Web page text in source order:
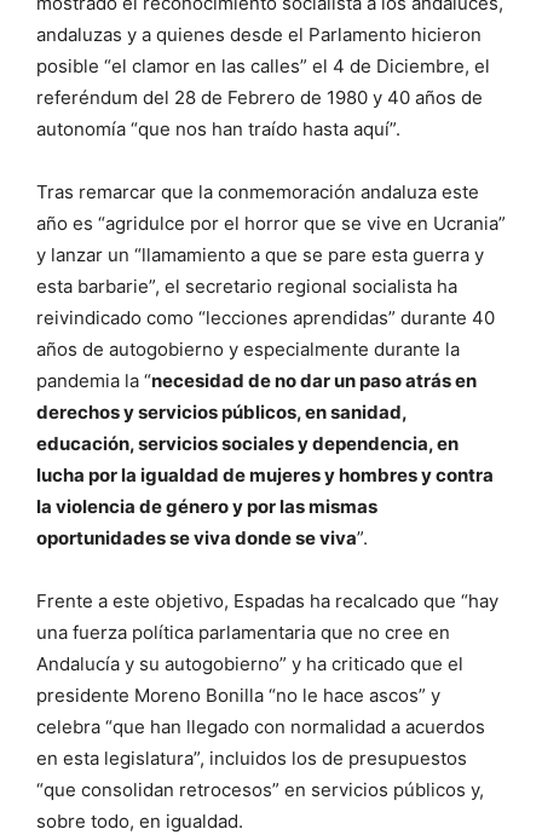
andaluzas y a quienes desde el Parlamento hicieron
posible “el clamor en las calles” el 4 de Diciembre, el
referéndum del 28 de Febrero de 1980 y 40 años de
autonomía “que nos han traído hasta aquí”.
Tras remarcar que la conmemoración andaluza este
año es “agridulce por el horror que se vive en Ucrania”
y lanzar un “llamamiento a que se pare esta guerra y
esta barbarie”, el secretario regional socialista ha
reivindicado como “lecciones aprendidas” durante 40
años de autogobierno y especialmente durante la
pandemia la “necesidad de no dar un paso atrás en
derechos y servicios públicos, en sanidad,
educación, servicios sociales y dependencia, en
lucha por la igualdad de mujeres y hombres y contra
la violencia de género y por las mismas
oportunidades se viva donde se viva”.
Frente a este objetivo, Espadas ha recalcado que “hay
una fuerza política parlamentaria que no cree en
Andalucía y su autogobierno” y ha criticado que el
presidente Moreno Bonilla “no le hace ascos” y
celebra “que han llegado con normalidad a acuerdos
en esta legislatura”, incluidos los de presupuestos
“que consolidan retrocesos” en servicios públicos y,
sobre todo, en igualdad.